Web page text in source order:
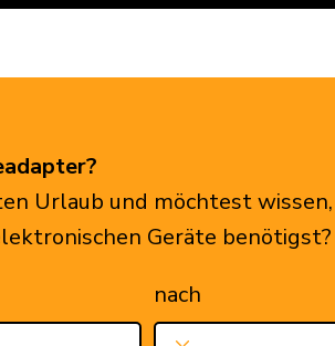
Urlaub und möchtest
Geräte benötigst?
nach